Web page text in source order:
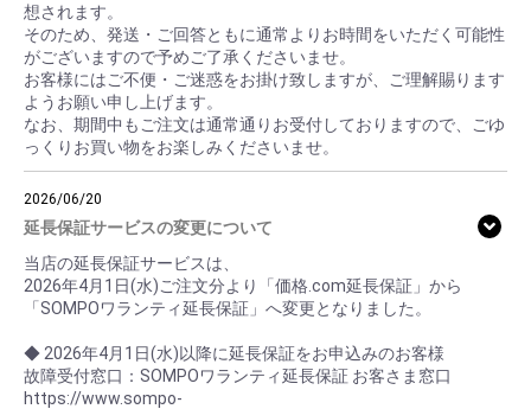
想されます。
そのため、発送・ご回答ともに通常よりお時間をいただく可能性
がございますので予めご了承くださいませ。
お客様にはご不便・ご迷惑をお掛け致しますが、ご理解賜ります
ようお願い申し上げます。
なお、期間中もご注文は通常通りお受付しておりますので、ごゆ
っくりお買い物をお楽しみくださいませ。
2026/06/20
延長保証サービスの変更について
当店の延長保証サービスは、
2026年4月1日(水)ご注文分より「価格.com延長保証」から
「SOMPOワランティ延長保証」へ変更となりました。
◆ 2026年4月1日(水)以降に延長保証をお申込みのお客様
故障受付窓口：SOMPOワランティ延長保証 お客さま窓口
https://www.sompo-